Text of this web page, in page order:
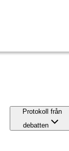
Protokoll från
debatten